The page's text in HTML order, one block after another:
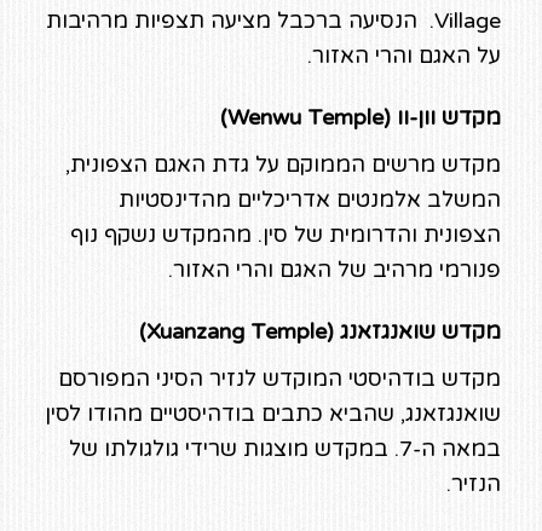
Village. הנסיעה ברכבל מציעה תצפיות מרהיבות
על האגם והרי האזור.
מקדש וון-וו (Wenwu Temple)
מקדש מרשים הממוקם על גדת האגם הצפונית,
המשלב אלמנטים אדריכליים מהדינסטיות
הצפונית והדרומית של סין. מהמקדש נשקף נוף
פנורמי מרהיב של האגם והרי האזור.
מקדש שואנגזאנג (Xuanzang Temple)
מקדש בודהיסטי המוקדש לנזיר הסיני המפורסם
שואנגזאנג, שהביא כתבים בודהיסטיים מהודו לסין
במאה ה-7. במקדש מוצגות שרידי גולגולתו של
הנזיר.